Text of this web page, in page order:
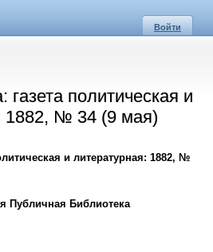
Войти
газета политическая и
1882, № 34 (9 мая)
и литературная: 1882, №
Публичная Библиотека